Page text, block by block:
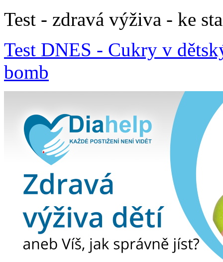
Test - zdravá výživa - ke
Test DNES - Cukry v
bomb